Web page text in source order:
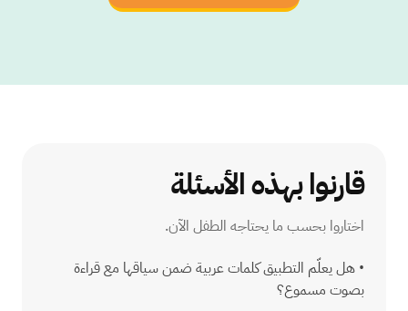
قارنوا بهذه الأسئلة
اختاروا بحسب ما يحتاجه الطفل الآن.
• هل يعلّم التطبيق كلمات عربية ضمن سياقها مع قراءة
بصوت مسموع؟